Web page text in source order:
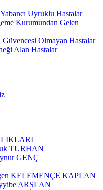
Uyruklu Hastalar
Kurumundan Gelen
Güvencesi Olmayan Hastalar
Alan Hastalar
TURHAN
GENÇ
KELEMENÇE KAPLAN
ARSLAN